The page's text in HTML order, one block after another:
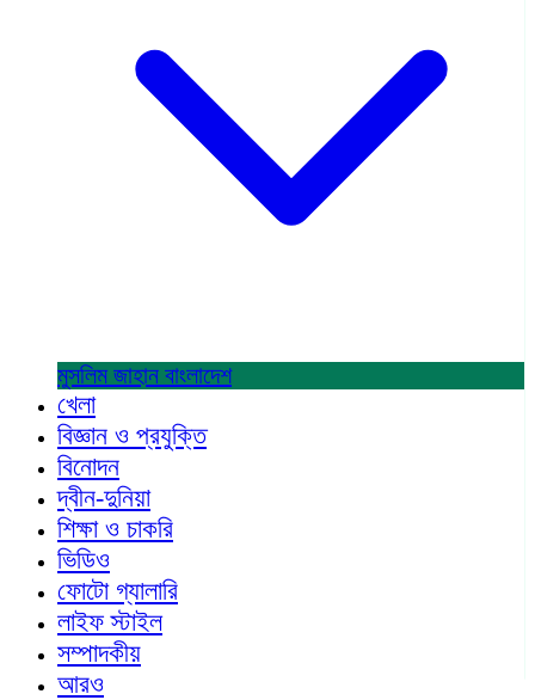
মুসলিম জাহান বাংলাদেশ
খেলা
বিজ্ঞান ও প্রযুক্তি
বিনোদন
দ্বীন-দুনিয়া
শিক্ষা ও চাকরি
ভিডিও
ফোটো গ্যালারি
লাইফ স্টাইল
সম্পাদকীয়
আরও